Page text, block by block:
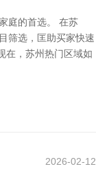
庭的首选。 在苏
筛选，匡助买家快速
在，苏州热门区域如
2026-02-12